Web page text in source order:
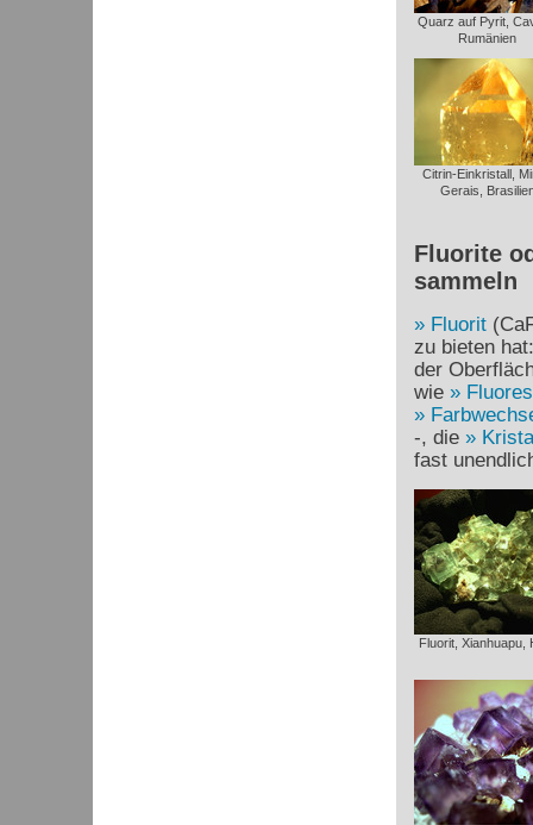
Quarz auf Pyrit,
Rumänien
Citrin-Einkristall,
Gerais,
Fluorite
sammeln
Fluorit
zu bieten
der
wie
-, die
fast
Fluorit, Xianhuapu,